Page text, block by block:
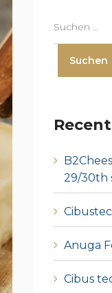
29/30th
Anuga
Cibus